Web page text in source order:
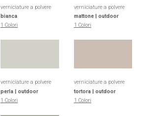
verniciature a polvere
bianca
1 Colori
verniciature a polvere
mattone | outdoor
1 Colori
verniciature a polvere
perla | outdoor
1 Colori
verniciature a polvere
tortora | outdoor
1 Colori